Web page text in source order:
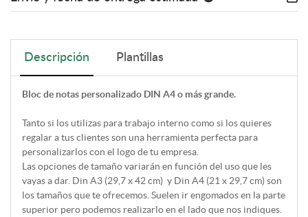
Descripción Plantillas
Bloc de notas personalizado DIN A4 o más grande.
Tanto si los utilizas para trabajo interno como si los quieres
regalar a tus clientes son una herramienta perfecta para
personalizarlos con el logo de tu empresa.
Las opciones de tamaño variarán en función del uso que les
vayas a dar. Din A3 (29,7 x 42 cm) y Din A4 (21 x 29,7 cm) son
los tamaños que te ofrecemos. Suelen ir engomados en la parte
superior pero podemos realizarlo en el lado que nos indiques.